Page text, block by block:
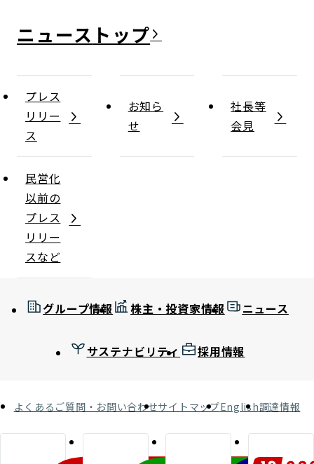
ニュース
プレス
リリー
ス
お知ら
せ
社長等
会見
民営化
以前の
プレス
リリー
スなど
グループ情報 株主・投資家情報 ニュース
サステナビリティ 採用情報
よくあるご質問・お問い合わせサイトマップEnglish調達情報